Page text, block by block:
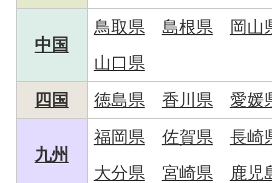
中国
鳥取県 島根県
岡山
山口県
四国
徳島県 香川県 愛媛
九州
福岡県 佐賀県
長崎
大分県
宮崎県
鹿児